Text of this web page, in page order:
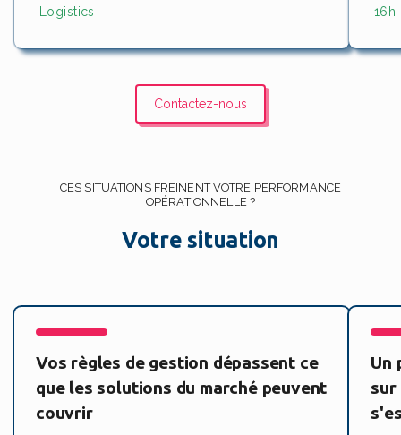
Logistics
16h
Contactez-nous
CES SITUATIONS FREINENT VOTRE PERFORMANCE
OPÉRATIONNELLE ?
Votre situation
Vos règles de gestion dépassent ce
que les solutions du marché peuvent
couvrir
Un
sur